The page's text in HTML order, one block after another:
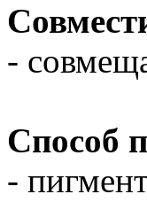
-
Способ
-